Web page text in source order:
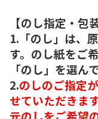
【のし指定・包
1.「のし」は、
す。のし紙をご
「のし」を選ん
2.のしのご指定
せていただきま
元のしをご希望